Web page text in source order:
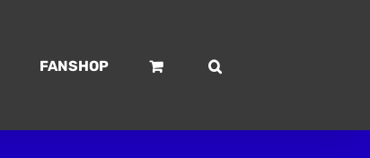
FANSHOP